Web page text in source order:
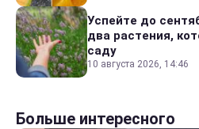
Успейте до
два растения,
саду
10 августа 2026, 14:46
Больше интересного